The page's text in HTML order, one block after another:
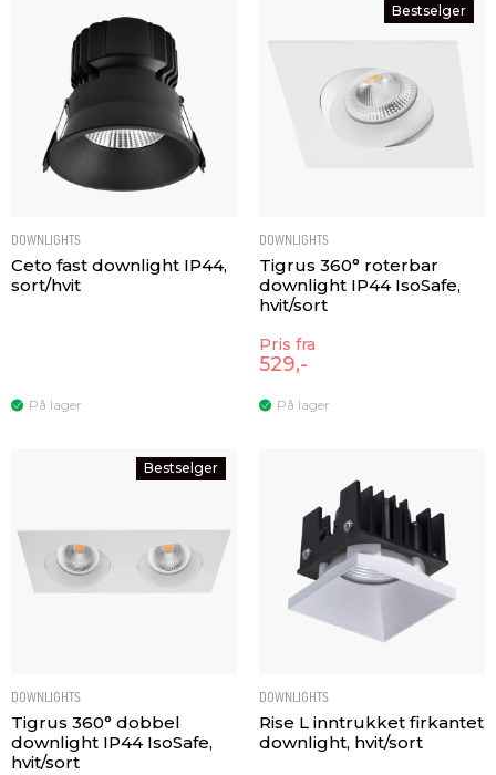
DOWNLIGHTS
Ceto fast downlight IP44,
sort/hvit
På lager
Bestselger
DOWNLIGHTS
Tigrus 360° roterbar
downlight IP44 IsoSafe,
hvit/sort
Pris fra
529,-
På lager
Bestselger
DOWNLIGHTS
Tigrus 360° dobbel
downlight IP44 IsoSafe,
hvit/sort
DOWNLIGHTS
Rise L inntrukket firkantet
downlight, hvit/sort